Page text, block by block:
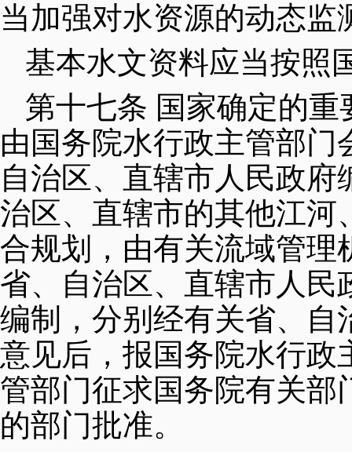
当加强对水资源的动态监
基本水文资料应当按照
第十七条 国家确定的
由国务院水行政主管部
自治区、直辖市人民政
治区、直辖市的其他江河
合规划，由有关流域管理
省、自治区、直辖市人民
编制，分别经有关省、自
意见后，报国务院水行政
管部门征求国务院有关部
的部门批准。